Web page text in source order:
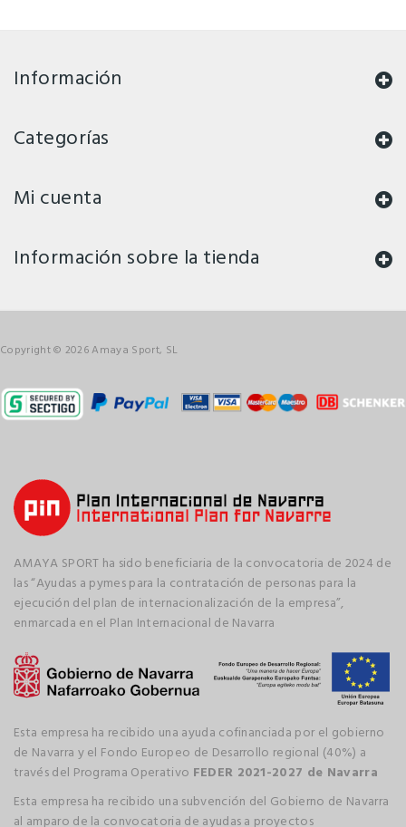
Información
Categorías
Mi cuenta
Información sobre la tienda
Copyright © 2026 Amaya Sport, SL
AMAYA SPORT ha sido beneficiaria de la convocatoria de 2024 de
las “Ayudas a pymes para la contratación de personas para la
ejecución del plan de internacionalización de la empresa”,
enmarcada en el Plan Internacional de Navarra
Esta empresa ha recibido una ayuda cofinanciada por el gobierno
de Navarra y el Fondo Europeo de Desarrollo regional (40%) a
través del Programa Operativo FEDER 2021-2027 de Navarra
Esta empresa ha recibido una subvención del Gobierno de Navarra
al amparo de la convocatoria de ayudas a proyectos